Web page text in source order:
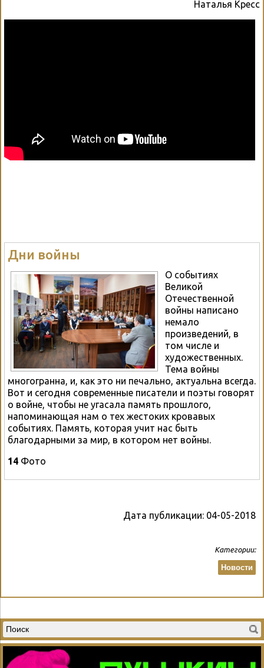
Наталья Кресс
Дни войны
О событиях
Великой
Отечественной
войны написано
немало
произведений, в
том числе и
художественных.
Тема войны
многогранна, и, как это ни печально, актуальна всегда.
Вот и сегодня современные писатели и поэты говорят
о войне, чтобы не угасала память прошлого,
напоминающая нам о тех жестоких кровавых
событиях. Память, которая учит нас быть
благодарными за мир, в котором нет войны.
14 Фото
Дата публикации: 04-05-2018
Категории:
Новости